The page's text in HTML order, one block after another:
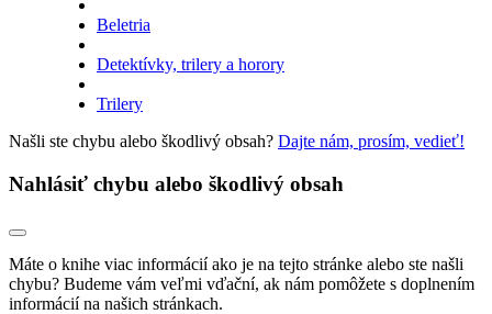
Beletria
Detektívky, trilery a horory
Trilery
Našli ste chybu alebo škodlivý obsah? Dajte nám, prosím, vedieť!
Nahlásiť chybu alebo škodlivý obsah
Máte o knihe viac informácií ako je na tejto stránke alebo ste našli
chybu? Budeme vám veľmi vďační, ak nám pomôžete s doplnením
informácií na našich stránkach.